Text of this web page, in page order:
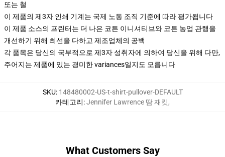
또는 철
이 제품의 제3자 인쇄 기계는 국제 노동 조직 기준에 따라 평가됩니다
이 제품 소스의 프린터는 더 나은 코튼 이니셔티브와 코튼 농업 관행을
개선하기 위해 최선을 다하고 제조업체의 공백
각 품목은 당신의 국부적으로 제3자 성취자에 의하여 당신을 위해 다만,
주어지는 제품에 있는 경미한 variances일지도 모릅니다
SKU: 148480002-US-t-shirt-pullover-DEFAULT
카테고리:Jennifer Lawrence 땀 재킷,
What Customers Say